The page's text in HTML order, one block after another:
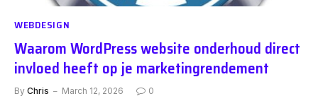
WEBDESIGN
Waarom WordPress website onderhoud direct
invloed heeft op je marketingrendement
By Chris March 12, 2026 0